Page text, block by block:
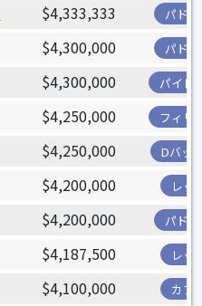
$4,333,333 パド
$4,300,000 パド
$4,300,000 パイレ
$4,250,000 フィリ
$4,250,000 Dバッ
$4,200,000 レッ
$4,200,000 パド
$4,187,500 レッ
$4,100,000 カブ